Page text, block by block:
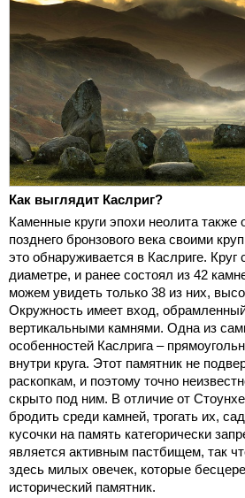
Как выглядит Каслриг?
Каменные круги эпохи неолита также
позднего бронзового века своими
это обнаруживается в Каслриге. Круг
диаметре, и ранее состоял из 42
можем увидеть только 38 из них,
Окружность имеет вход,
вертикальными камнями. Одна из
особенностей Каслрига –
внутри круга. Этот памятник не
раскопкам, и поэтому точно
скрыто под ним. В отличие от
бродить среди камней, трогать их,
кусочки на память категорически
является активным пастбищем, так
здесь милых овечек, которые
исторический памятник.